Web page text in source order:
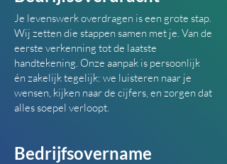
Je levenswerk overdragen is een grote stap.
Wij zetten die stappen samen met je. Van de
eerste verkenning tot de laatste
handtekening. Onze aanpak is persoonlijk
én zakelijk tegelijk: we luisteren naar je
wensen, kijken naar de cijfers, en zorgen dat
alles soepel verloopt.
Bedrijfsovername